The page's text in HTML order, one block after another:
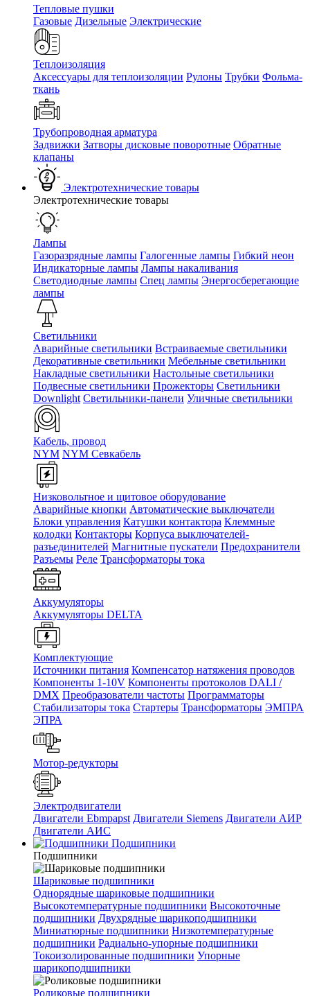
Тепловые пушки
Газовые Дизельные Электрические
Теплоизоляция
Аксессуары для теплоизоляции Рулоны Трубки Фольма-
ткань
Трубопроводная арматура
Задвижки Затворы дисковые поворотные Обратные
клапаны
Электротехнические товары
Электротехнические товары
Лампы
Газоразрядные лампы Галогенные лампы Гибкий неон
Индикаторные лампы Лампы накаливания
Светодиодные лампы Спец лампы Энергосберегающие
лампы
Светильники
Аварийные светильники Встраиваемые светильники
Декоративные светильники Мебельные светильники
Накладные светильники Настольные светильники
Подвесные светильники Прожекторы Светильники
Downlight Светильники-панели Уличные светильники
Кабель, провод
NYM NYM Севкабель
Низковольтное и щитовое оборудование
Аварийные кнопки Автоматические выключатели
Блоки управления Катушки контактора Клеммные
колодки Контакторы Корпуса выключателей-
разъединителей Магнитные пускатели Предохранители
Разъемы Реле Трансформаторы тока
Аккумуляторы
Аккумуляторы DELTA
Комплектующие
Источники питания Компенсатор натяжения проводов
Компоненты 1-10V Компоненты протоколов DALI /
DMX Преобразователи частоты Программаторы
Стабилизаторы тока Стартеры Трансформаторы ЭМПРА
ЭПРА
Мотор-редукторы
Электродвигатели
Двигатели Ebmpapst Двигатели Siemens Двигатели АИР
Двигатели АИС
Подшипники
Подшипники
Шариковые подшипники
Однорядные шариковые подшипники
Высокотемпературные подшипники Высокоточные
подшипники Двухрядные шарикоподшипники
Миниатюрные подшипники Низкотемпературные
подшипники Радиально-упорные подшипники
Токоизолированные подшипники Упорные
шарикоподшипники
Роликовые подшипники